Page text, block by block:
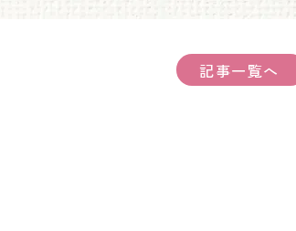
記事一覧へ